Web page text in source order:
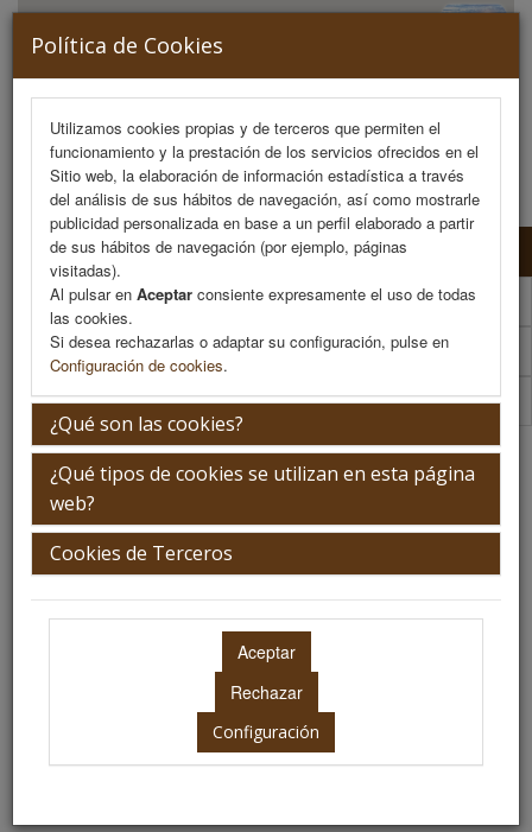
Política de Cookies
Utilizamos cookies propias y de terceros que permiten el
funcionamiento y la prestación de los servicios ofrecidos en el
Sitio web, la elaboración de información estadística a través
del análisis de sus hábitos de navegación, así como mostrarle
publicidad personalizada en base a un perfil elaborado a partir
de sus hábitos de navegación (por ejemplo, páginas
visitadas).
Al pulsar en Aceptar consiente expresamente el uso de todas
las cookies.
Si desea rechazarlas o adaptar su configuración, pulse en
Configuración de cookies.
¿Qué son las cookies?
¿Qué tipos de cookies se utilizan en esta página
web?
Cookies de Terceros
Configuración
MENU
Programa Científico
Programa Científico (PDF)
Cronograma Programa Científico
Plantilla
Sesión 3: Refuerzo poblacional
Jueves 2 de julio
15:00-18:00h.
Ubicación: Salón de Actos